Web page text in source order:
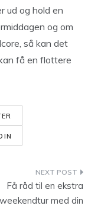
ud og hold en
og om
så kan det
få en flottere
Få råd til en ekstra
weekendtur med din